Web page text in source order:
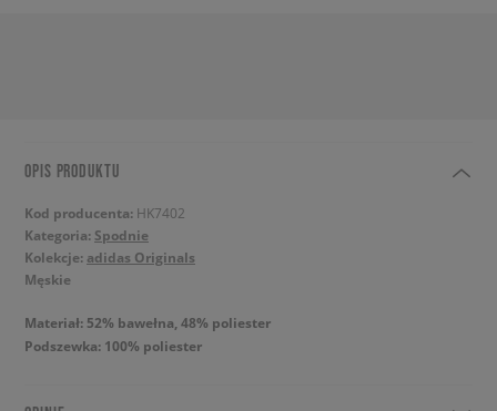
OPIS PRODUKTU
Kod producenta: HK7402
Kategoria: Spodnie
Kolekcje: adidas Originals
Męskie
Materiał: 52% bawełna, 48% poliester
Podszewka: 100% poliester